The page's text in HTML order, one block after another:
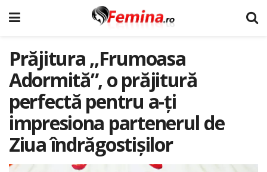
Prăjitura ,,Frumoasa
Adormită”, o prăjitură
perfectă pentru a-ți
impresiona partenerul de
Ziua îndrăgostișilor